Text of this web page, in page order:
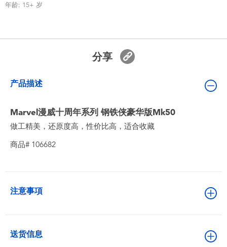
玩具促销
年龄: 15+ 岁
分享
产品描述
Marvel漫威十周年系列 钢铁侠豪华版Mk50
做工精美，还原度高，性价比高，适合收藏
商品# 106682
注意事項
送货信息